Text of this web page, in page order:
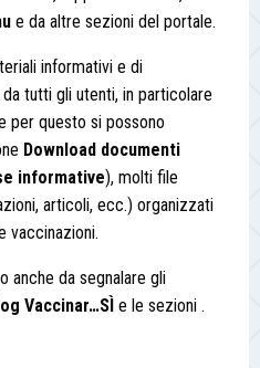
e da altre sezioni del portale.
informativi e di
tutti gli utenti, in particolare
per questo si possono
Download documenti
informative), molti file
articoli, ecc.) organizzati
vaccinazioni.
anche da segnalare gli
Vaccinar…SÌ e le sezioni .